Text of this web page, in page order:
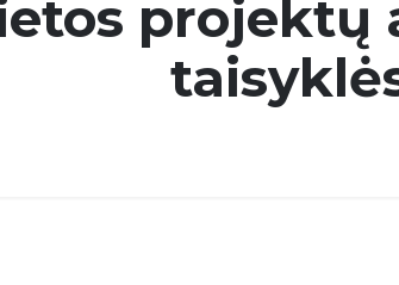
projektų